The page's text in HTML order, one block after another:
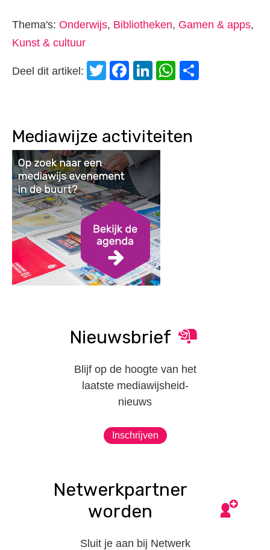
Thema's: Onderwijs, Bibliotheken, Gamen & apps,
Kunst & cultuur
Deel dit artikel: Twitter
Facebook
LinkedIn
WhatsApp
Mediawijze activiteiten
Nieuwsbrief
Blijf op de hoogte van het
laatste mediawijsheid-
nieuws
Inschrijven
Netwerkpartner
worden
Sluit je aan bij Netwerk